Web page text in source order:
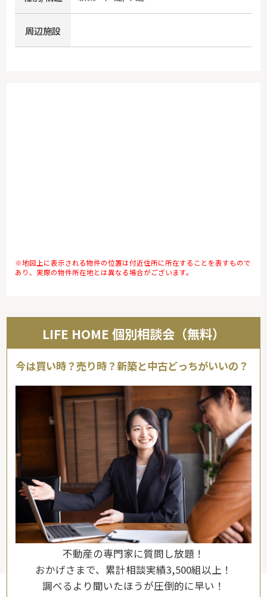
周辺施設
※地図上に表示される物件の位置は付近住所に所在することを表すもので
あり、実際の物件所在地とは異なる場合がございます。
LIFE HOME 個別相談会（無料）
今は買い時？売り時？新築と中古どっちがいいの？
不動産の専門家に質問し放題！
おかげさまで、累計相談実績3,500組以上！
調べるより聞いたほうが圧倒的に早い！